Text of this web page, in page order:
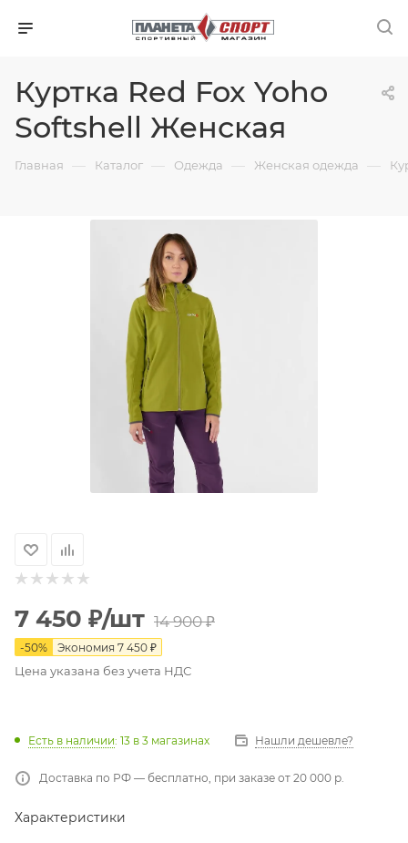
Куртка Red Fox Yoho
Softshell Женская
Главная — Каталог — Одежда — Женская одежда —
7 450 ₽/шт 14 900₽
-50% Экономия 7 450 ₽
Цена указана без учета НДС
Есть в наличии: 13 в 3 магазинах Нашли дешевле?
Доставка по РФ — бесплатно, при заказе от 20 000 р.
Характеристики